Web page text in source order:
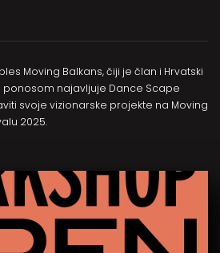
Moving Balkans, čiji je član i Hrvatski
ponosom najavljuje Dance Scape
svoje vizionarske projekte na Moving
2025.